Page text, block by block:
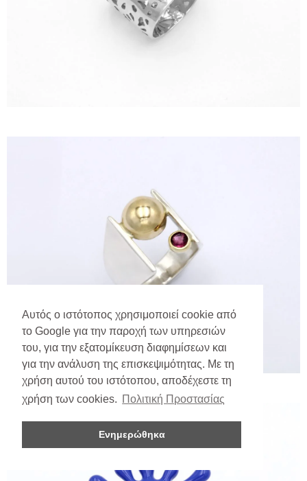
Αυτός ο ιστότοπος χρησιμοποιεί cookie από
το Google για την παροχή των υπηρεσιών
του, για την εξατομίκευση διαφημίσεων και
για την ανάλυση της επισκεψιμότητας. Με τη
χρήση αυτού του ιστότοπου, αποδέχεστε τη
χρήση των cookies. Πολιτική Προστασίας
Ενημερώθηκα